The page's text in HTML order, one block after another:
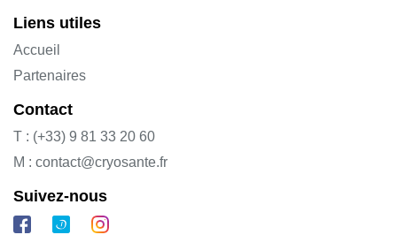
Liens utiles
Accueil
Partenaires
Contact
T : (+33) 9 81 33 20 60
M : contact@cryosante.fr
Suivez-nous